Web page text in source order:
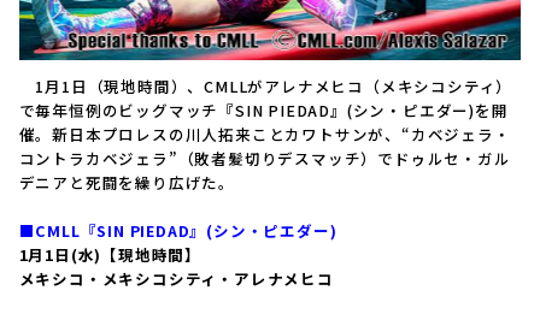
1月1日（現地時間）、CMLLがアレナメヒコ（メキシコシティ）
で毎年恒例のビッグマッチ『SIN PIEDAD』(シン・ピエダー)を開
催。新日本プロレスの川人拓来ことカワトサンが、“カベジェラ・
コントラカベジェラ”（敗者髪切りデスマッチ）でドゥルセ・ガル
デニアと死闘を繰り広げた。
■CMLL『SIN PIEDAD』(シン・ピエダー)
1月1日(水)【現地時間】
メキシコ・メキシコシティ・アレナメヒコ